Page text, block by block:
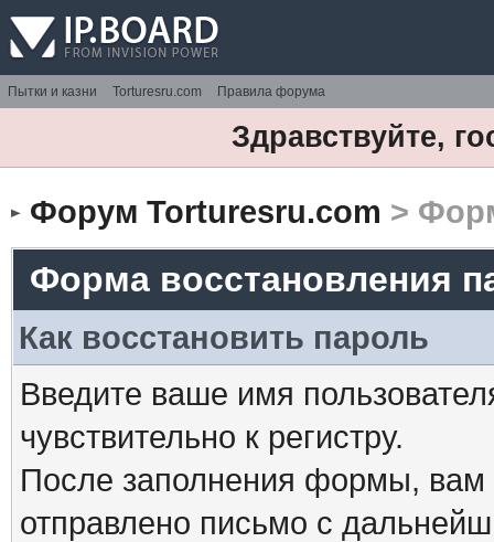
Пытки и казни Torturesru.com Правила форума
Здравствуйте,
Форум Torturesru.com >
Форма восстановления
Как восстановить пароль
Введите ваше имя
чувствительно к регистру.
После заполнения формы, вам
отправлено письмо с